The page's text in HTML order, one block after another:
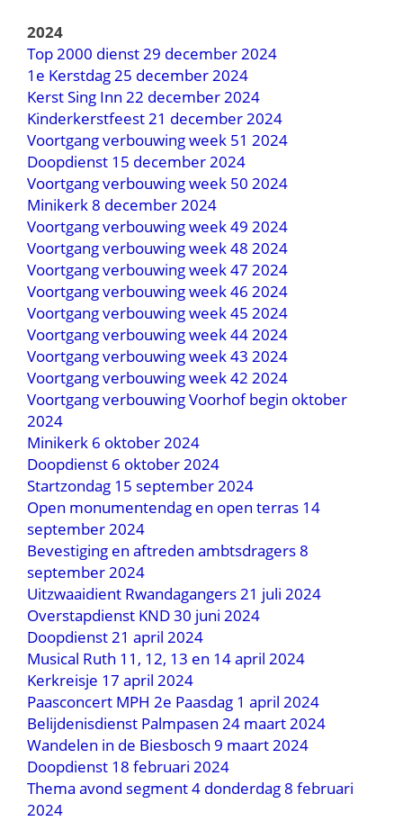
2024
Top 2000 dienst 29 december 2024
1e Kerstdag 25 december 2024
Kerst Sing Inn 22 december 2024
Kinderkerstfeest 21 december 2024
Voortgang verbouwing week 51 2024
Doopdienst 15 december 2024
Voortgang verbouwing week 50 2024
Minikerk 8 december 2024
Voortgang verbouwing week 49 2024
Voortgang verbouwing week 48 2024
Voortgang verbouwing week 47 2024
Voortgang verbouwing week 46 2024
Voortgang verbouwing week 45 2024
Voortgang verbouwing week 44 2024
Voortgang verbouwing week 43 2024
Voortgang verbouwing week 42 2024
Voortgang verbouwing Voorhof begin oktober
2024
Minikerk 6 oktober 2024
Doopdienst 6 oktober 2024
Startzondag 15 september 2024
Open monumentendag en open terras 14
september 2024
Bevestiging en aftreden ambtsdragers 8
september 2024
Uitzwaaidient Rwandagangers 21 juli 2024
Overstapdienst KND 30 juni 2024
Doopdienst 21 april 2024
Musical Ruth 11, 12, 13 en 14 april 2024
Kerkreisje 17 april 2024
Paasconcert MPH 2e Paasdag 1 april 2024
Belijdenisdienst Palmpasen 24 maart 2024
Wandelen in de Biesbosch 9 maart 2024
Doopdienst 18 februari 2024
Thema avond segment 4 donderdag 8 februari
2024